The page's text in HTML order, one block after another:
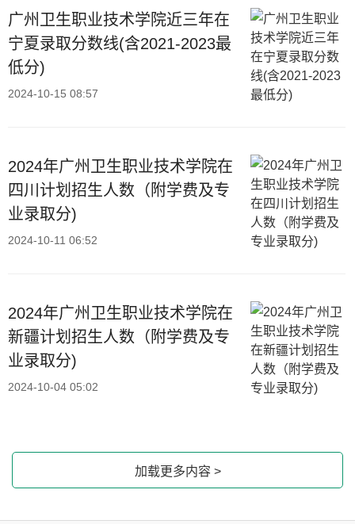
广州卫生职业技术学院近三年在
宁夏录取分数线(含2021-2023最
低分)
2024-10-15 08:57
2024年广州卫生职业技术学院在
四川计划招生人数（附学费及专
业录取分)
2024-10-11 06:52
2024年广州卫生职业技术学院在
新疆计划招生人数（附学费及专
业录取分)
2024-10-04 05:02
加载更多内容 >